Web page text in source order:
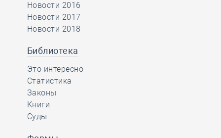
Новости 2016
Новости 2017
Новости 2018
Библиотека
Это интересно
Статистика
Законы
Книги
Суды